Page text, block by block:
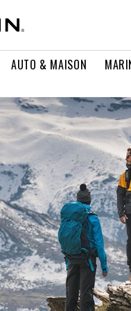
AUTO & MAISON